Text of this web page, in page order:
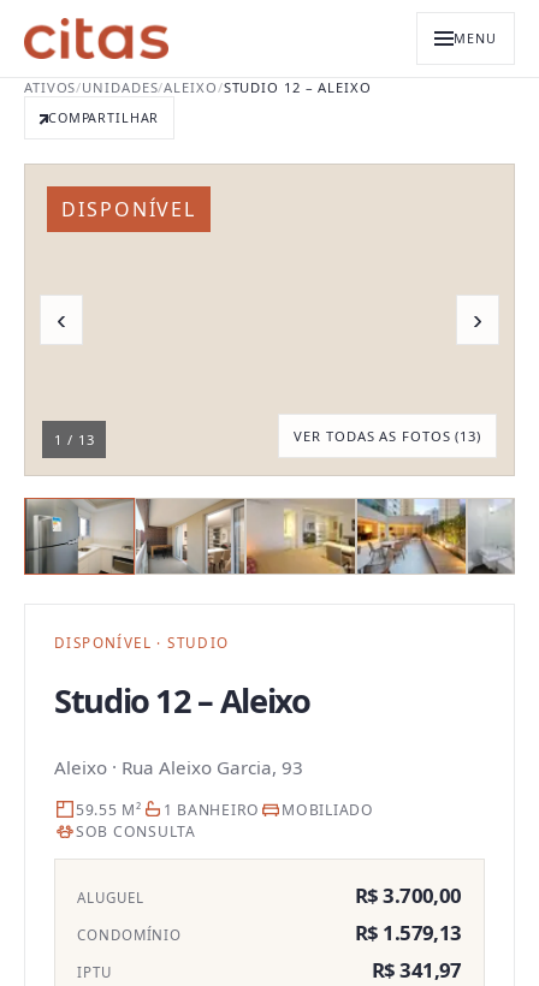
MENU
ATIVOS/UNIDADES/ALEIXO/STUDIO 12 – ALEIXO
COMPARTILHAR
‹ ›
1 / 13
DISPONÍVEL
VER TODAS AS FOTOS (13)
DISPONÍVEL ·STUDIO
Studio 12 – Aleixo
Aleixo · Rua Aleixo Garcia, 93
59.55 M² 1 BANHEIRO
MOBILIADO
SOB CONSULTA
ALUGUEL R$ 3.700,00
CONDOMÍNIO R$ 1.579,13
IPTU R$ 341,97